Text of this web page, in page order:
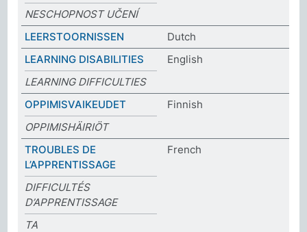
NESCHOPNOST UČENÍ
LEERSTOORNISSEN
Dutch
LEARNING DISABILITIES
English
LEARNING DIFFICULTIES
OPPIMISVAIKEUDET
Finnish
OPPIMISHÄIRIÖT
TROUBLES DE
L’APPRENTISSAGE
French
DIFFICULTÉS
D’APPRENTISSAGE
TA